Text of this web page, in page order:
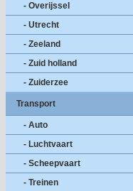
- Overijssel
- Utrecht
- Zeeland
- Zuid holland
- Zuiderzee
Transport
- Auto
- Luchtvaart
- Scheepvaart
- Treinen